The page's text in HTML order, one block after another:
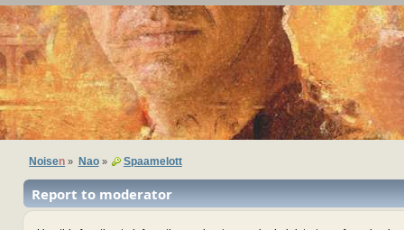
Noisen » Nao» Spaamelott
Report to moderator